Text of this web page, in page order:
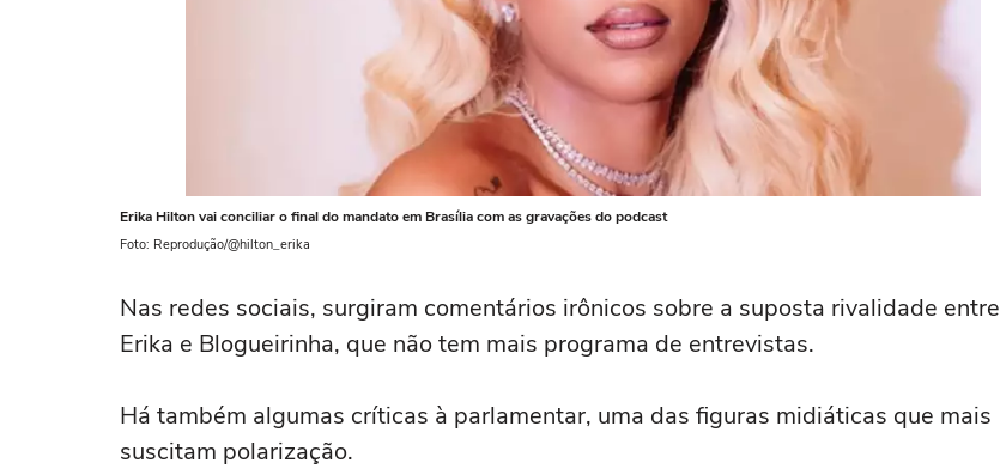
Erika Hilton vai conciliar o final do mandato em Brasília com as gravações do podcast
Foto: Reprodução/@hilton_erika
Nas redes sociais, surgiram comentários irônicos sobre a suposta rivalidade entre
Erika e Blogueirinha, que não tem mais programa de entrevistas.
Há também algumas críticas à parlamentar, uma das figuras midiáticas que mais
suscitam polarização.